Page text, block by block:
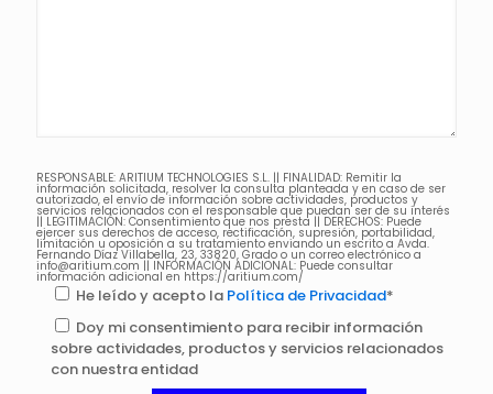
RESPONSABLE: ARITIUM TECHNOLOGIES S.L. || FINALIDAD: Remitir la
información solicitada, resolver la consulta planteada y en caso de ser
autorizado, el envío de información sobre actividades, productos y
servicios relacionados con el responsable que puedan ser de su interés
|| LEGITIMACIÓN: Consentimiento que nos presta || DERECHOS: Puede
ejercer sus derechos de acceso, rectificación, supresión, portabilidad,
limitación u oposición a su tratamiento enviando un escrito a Avda.
Fernando Díaz Villabella, 23, 33820, Grado o un correo electrónico a
info@aritium.com || INFORMACIÓN ADICIONAL: Puede consultar
información adicional en https://aritium.com/
He leído y acepto la Política de Privacidad*
Doy mi consentimiento para recibir información
sobre actividades, productos y servicios relacionados
con nuestra entidad